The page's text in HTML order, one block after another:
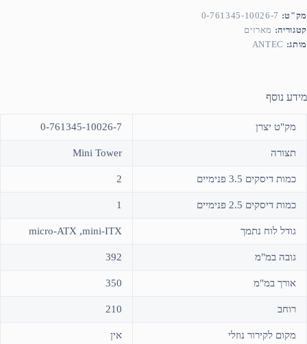
מק"ט: 0-761345-10026-7
קטגוריה: מארזים
מותג: ANTEC
מידע נוסף
מק"ט יצרן 0-761345-10026-7
תצורה Mini Tower
כמות דיסקים 3.5 פנימיים 2
כמות דיסקים 2.5 פנימיים 1
גודל לוח נתמך micro-ATX ,mini-ITX
גובה במ"מ 392
אורך במ"מ 350
רוחב 210
מקום לקירור נוזלי אין